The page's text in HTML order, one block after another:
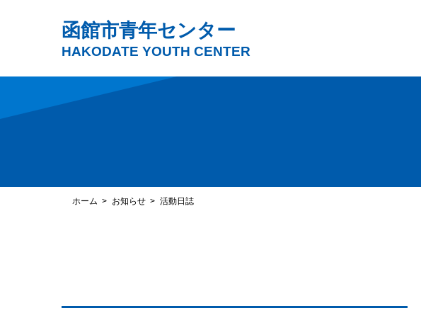
函館市青年センター
HAKODATE YOUTH CENTER
ホーム お知らせ 活動日誌